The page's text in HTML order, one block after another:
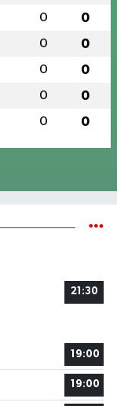
0 0
0 0
0 0
0 0
0 0
21:30
19:00
19:00